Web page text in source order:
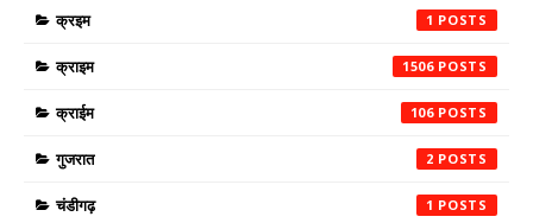
क्रइम 1
क्राइम 1506
क्राईम 106
गुजरात 2
चंडीगढ़ 1